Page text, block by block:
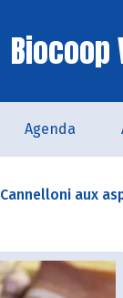
Biocoop
Agenda
Cannelloni aux